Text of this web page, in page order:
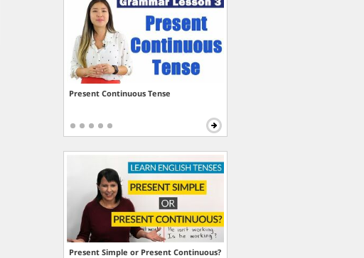
Present Continuous Tense
Present Simple or Present Continuous?